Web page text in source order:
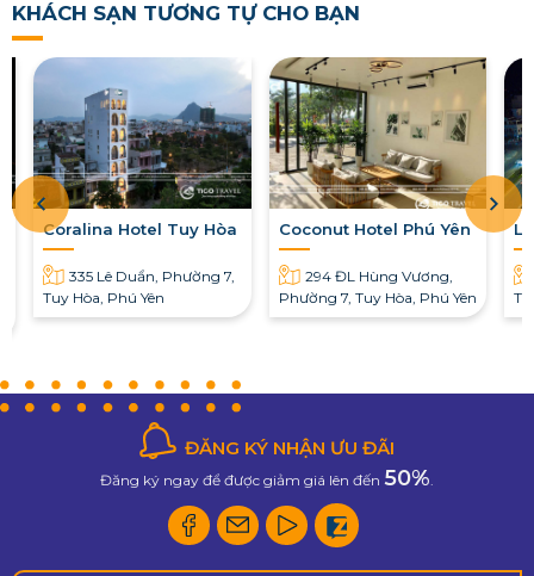
KHÁCH SẠN TƯƠNG TỰ CHO BẠN
Coralina Hotel Tuy Hòa
335 Lê Duẩn, Phường 7,
Tuy Hòa, Phú Yên
Coconut Hotel Phú Yên
294 ĐL Hùng Vương,
Phường 7, Tuy Hòa, Phú Yên
ĐĂNG KÝ NHẬN ƯU ĐÃI
Đăng ký ngay để được giảm giá lên đến 50%.